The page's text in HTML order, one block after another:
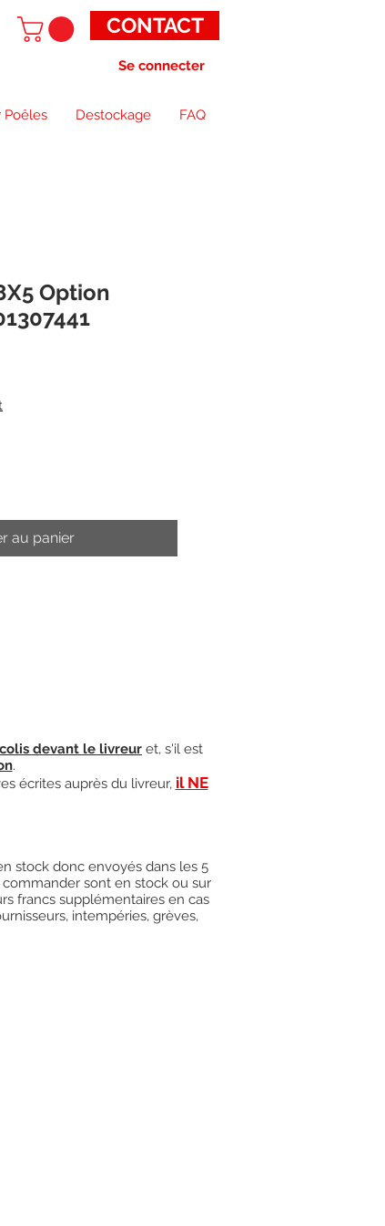
CONTACT
Se connecter
Poêles Destockage FAQ
Option
au panier
devant le livreur et, s'il est
.
écrites auprès du livreur, il NE
stock donc envoyés dans les 5
sont en stock ou sur
francs supplémentaires en cas
intempéries, grèves,